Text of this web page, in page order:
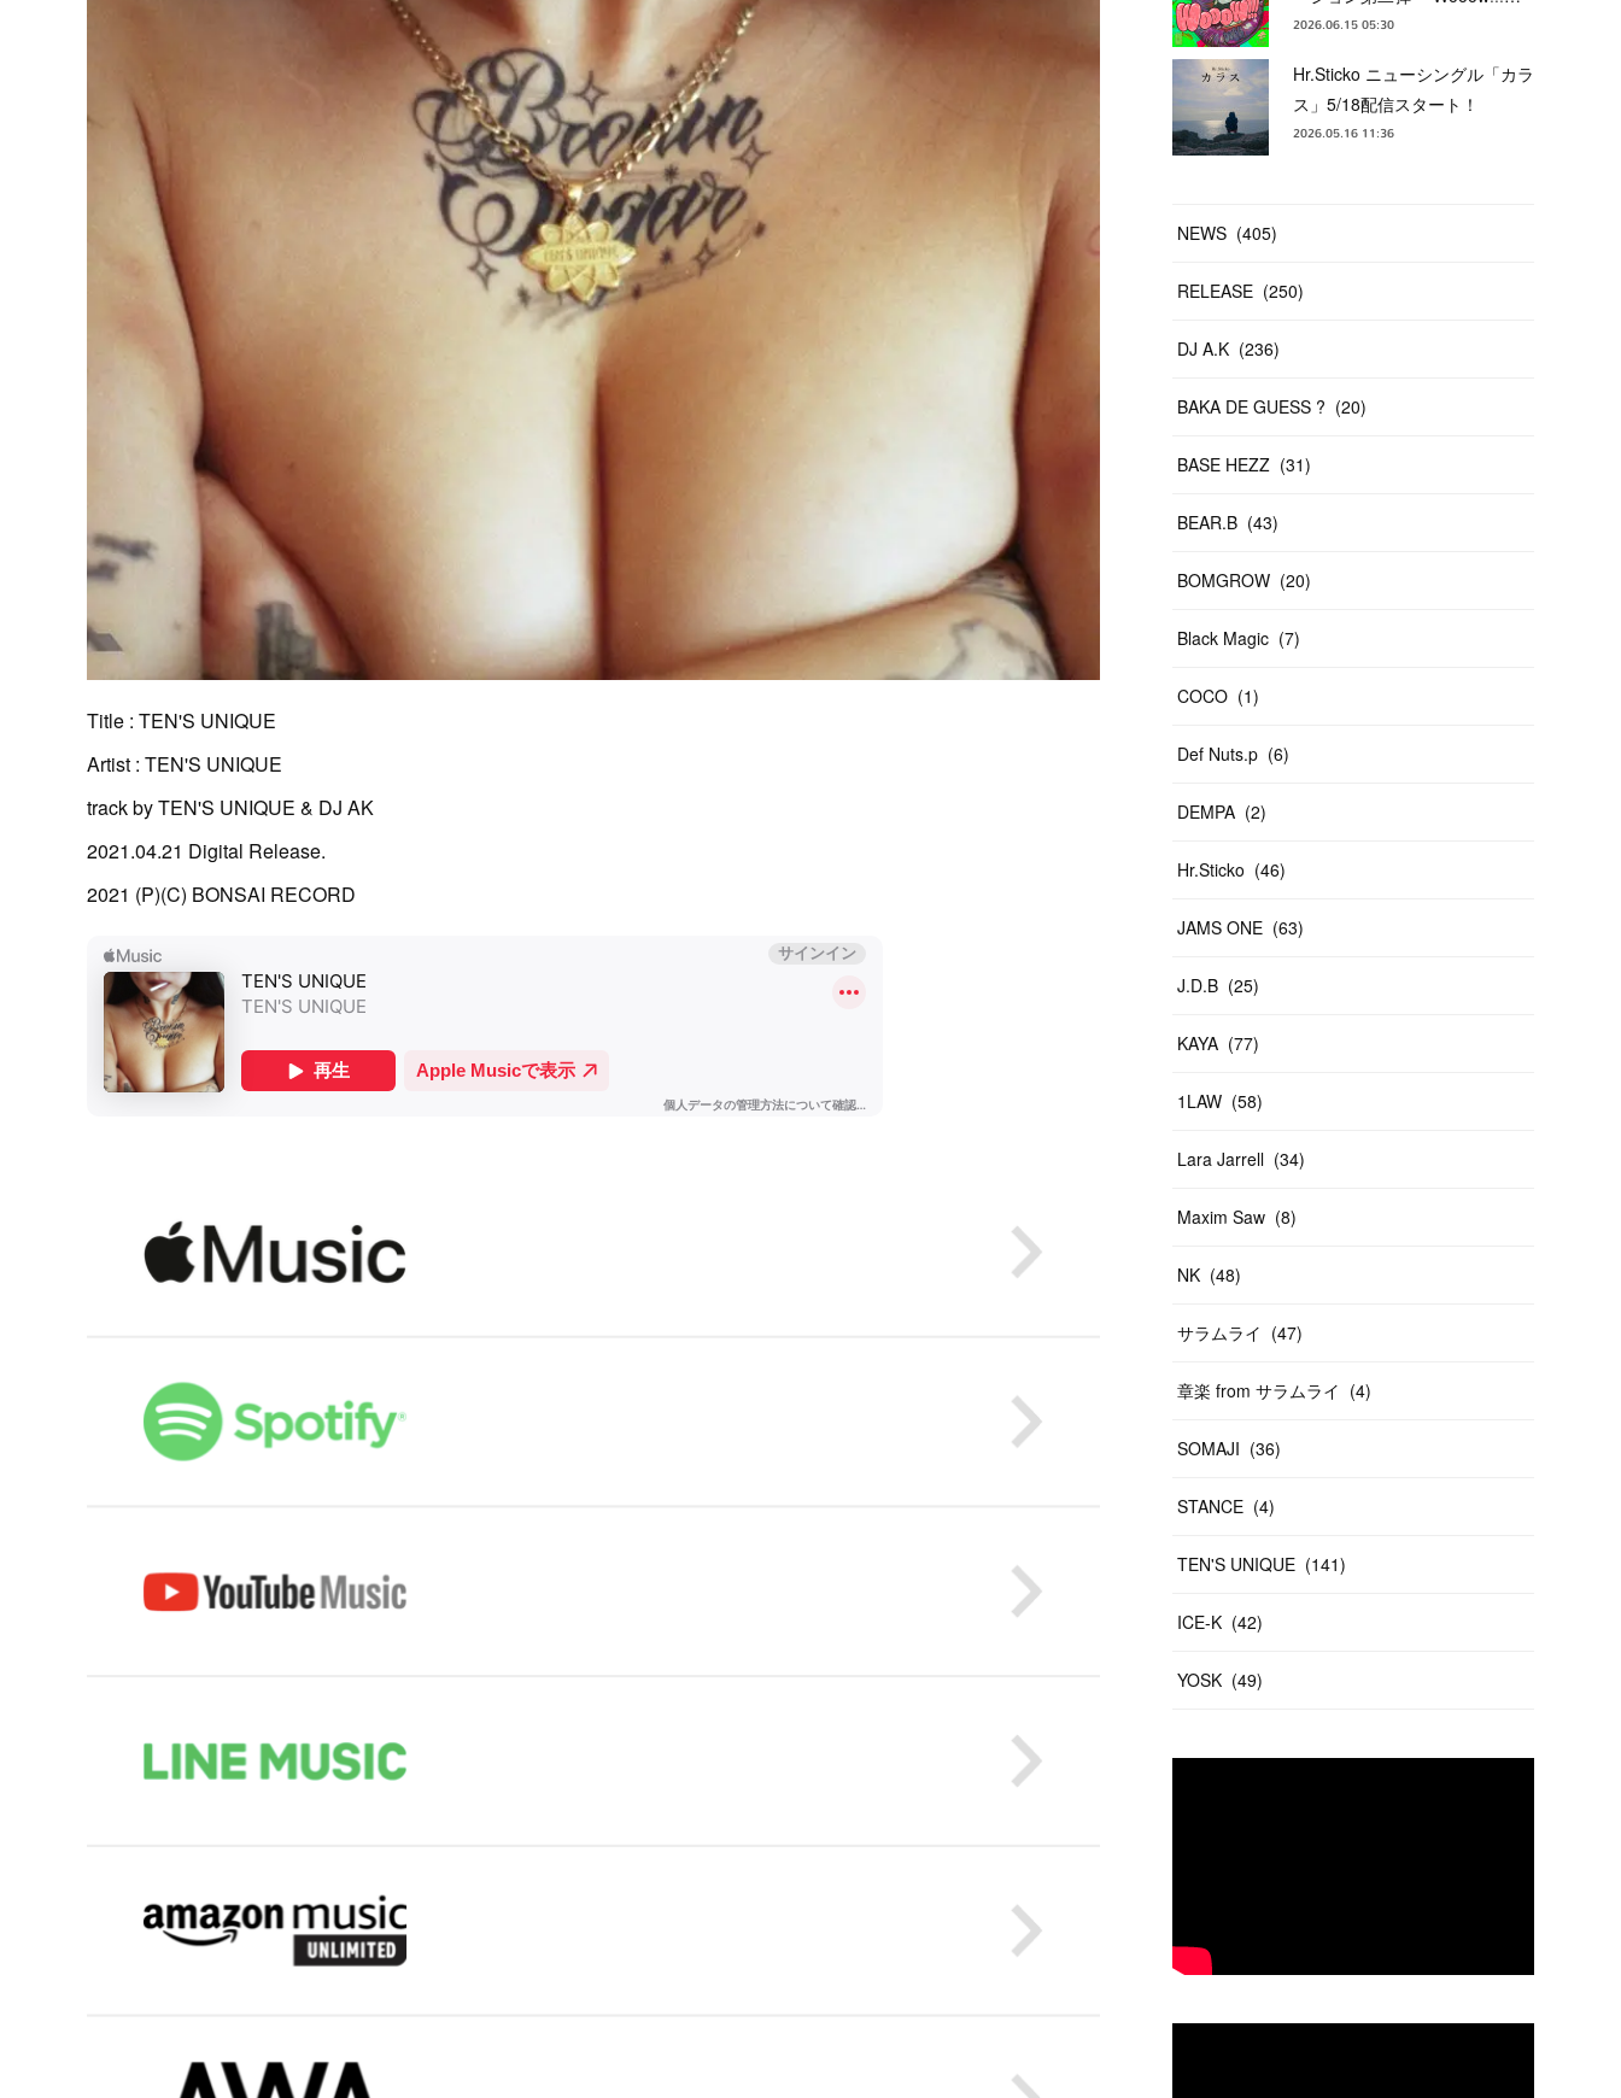
Title : TEN'S UNIQUE
Artist : TEN'S UNIQUE
track by TEN'S UNIQUE & DJ AK
2021.04.21 Digital Release.
2021 (P)(C) BONSAI RECORD
2026.06.15 05:30
Hr.Sticko ニューシングル「カラ
ス」5/18配信スタート！
2026.05.16 11:36
NEWS (405)
RELEASE (250)
DJ A.K (236)
BAKA DE GUESS ? (20)
BASE HEZZ (31)
BEAR.B (43)
BOMGROW (20)
Black Magic (7)
COCO (1)
Def Nuts.p (6)
DEMPA (2)
Hr.Sticko (46)
JAMS ONE (63)
J.D.B (25)
KAYA (77)
1LAW (58)
Lara Jarrell (34)
Maxim Saw (8)
NK (48)
サラムライ (47)
章楽 from サラムライ (4)
SOMAJI (36)
STANCE (4)
TEN'S UNIQUE (141)
ICE-K (42)
YOSK (49)